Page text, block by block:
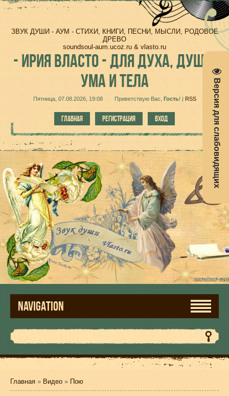
Версия для слабовидящих
ЗВУК ДУШИ - АУМ - СТИХИ, КНИГИ, ПЕСНИ, МЫСЛИ, РОДОВОЕ
ДРЕВО
soundsoul-aum.ucoz.ru & vlasto.ru
-ИРИЯ ВЛАСТО - ДЛЯ ДУХА, ДУШИ,
УМА И ТЕЛА
Пятница, 07.08.2026, 19:08 Приветствую Вас Гость!| RSS
ГЛАВНАЯ РЕГИСТРАЦИЯ ВХОД
NAVIGATION
Главная » Видео » Пою